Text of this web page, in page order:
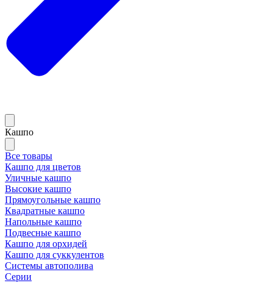
Кашпо
Все товары
Кашпо для цветов
Уличные кашпо
Высокие кашпо
Прямоугольные кашпо
Квадратные кашпо
Напольные кашпо
Подвесные кашпо
Кашпо для орхидей
Кашпо для суккулентов
Системы автополива
Серии